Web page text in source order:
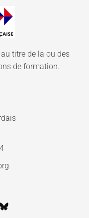
titre de la ou des
de formation.